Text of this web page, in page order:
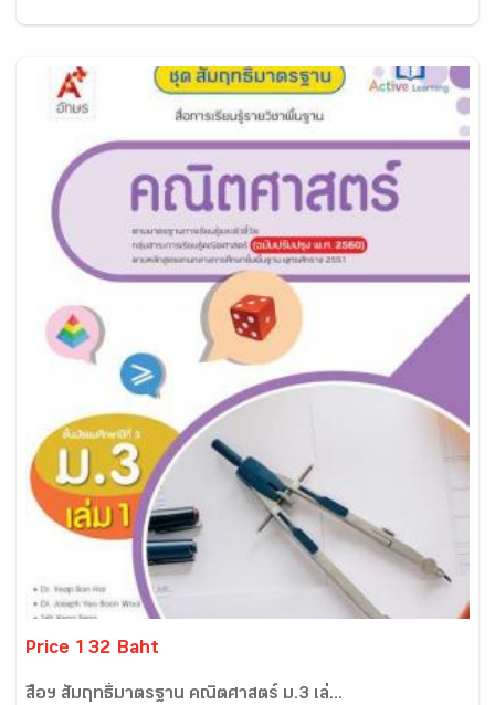
Price 132 Baht
สื่อฯ สัมฤทธิ์มาตรฐาน คณิตศาสตร์ ม.3 เล่...